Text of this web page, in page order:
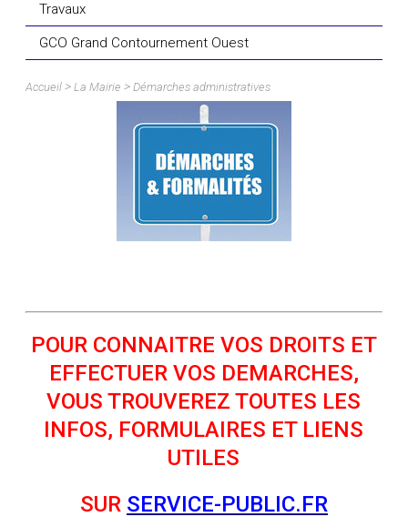
Travaux
GCO Grand Contournement Ouest
Accueil >La Mairie >Démarches administratives
POUR CONNAITRE VOS DROITS ET
EFFECTUER VOS DEMARCHES,
VOUS TROUVEREZ TOUTES LES
INFOS, FORMULAIRES ET LIENS
UTILES
SUR SERVICE-PUBLIC.FR